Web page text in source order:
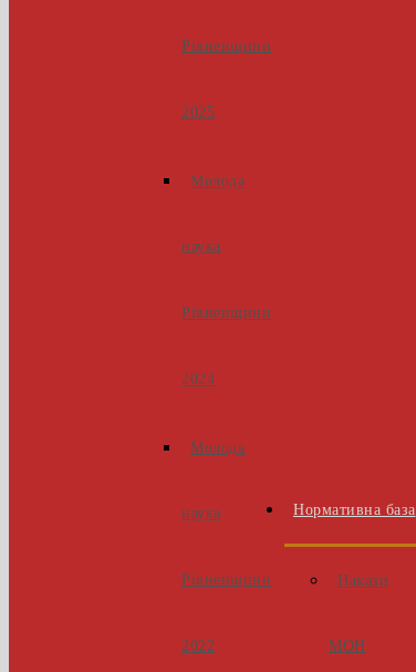
Рівненщини
2025
Молода
наука
Рівненщини
2024
Молода
наука
Рівненщини
2022
Нормативна база
Накази
МОН